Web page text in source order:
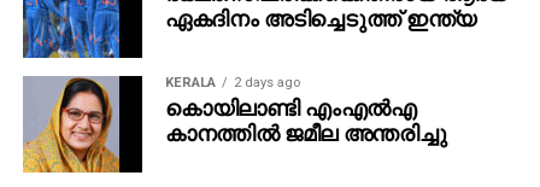
ഏകദിനം അടിച്ചെടുത്ത് ഇന്ത്യ
KERALA 2 days ago
കൊയിലാണ്ടി എംഎല്‍എ
കാനത്തില്‍ ജമീല അന്തരിച്ചു